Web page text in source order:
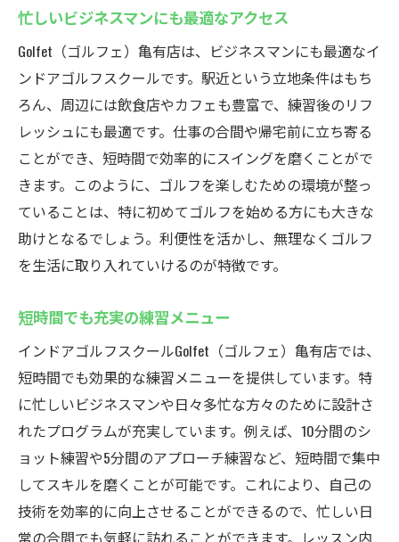
忙しいビジネスマンにも最適なアクセス
Golfet（ゴルフェ）亀有店は、ビジネスマンにも最適なイ
ンドアゴルフスクールです。駅近という立地条件はもち
ろん、周辺には飲食店やカフェも豊富で、練習後のリフ
レッシュにも最適です。仕事の合間や帰宅前に立ち寄る
ことができ、短時間で効率的にスイングを磨くことがで
きます。このように、ゴルフを楽しむための環境が整っ
ていることは、特に初めてゴルフを始める方にも大きな
助けとなるでしょう。利便性を活かし、無理なくゴルフ
を生活に取り入れていけるのが特徴です。
短時間でも充実の練習メニュー
インドアゴルフスクールGolfet（ゴルフェ）亀有店では、
短時間でも効果的な練習メニューを提供しています。特
に忙しいビジネスマンや日々多忙な方々のために設計さ
れたプログラムが充実しています。例えば、10分間のシ
ョット練習や5分間のアプローチ練習など、短時間で集中
してスキルを磨くことが可能です。これにより、自己の
技術を効率的に向上させることができるので、忙しい日
常の合間でも気軽に訪れることができます。レッスン内